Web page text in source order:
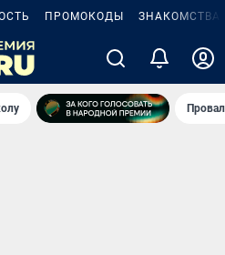
ПРОМОКОДЫ ЗНАКОМСТВА